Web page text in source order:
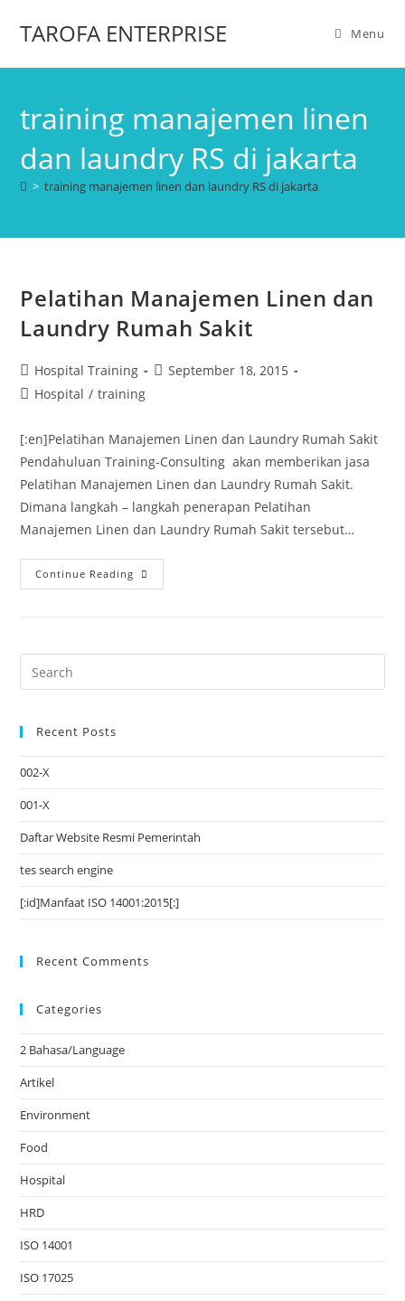
TAROFA ENTERPRISE Menu
training manajemen linen
dan laundry RS di jakarta
> training manajemen linen dan laundry RS di jakarta
Pelatihan Manajemen Linen dan
Laundry Rumah Sakit
Hospital Training
September 18, 2015
Hospital / training
[:en]Pelatihan Manajemen Linen dan Laundry Rumah Sakit
Pendahuluan Training-Consulting akan memberikan jasa
Pelatihan Manajemen Linen dan Laundry Rumah Sakit.
Dimana langkah – langkah penerapan Pelatihan
Manajemen Linen dan Laundry Rumah Sakit tersebut…
Continue Reading
Recent Posts
002-X
001-X
Daftar Website Resmi Pemerintah
tes search engine
[:id]Manfaat ISO 14001:2015[:]
Recent Comments
Categories
2 Bahasa/Language
Artikel
Environment
Food
Hospital
HRD
ISO 14001
ISO 17025